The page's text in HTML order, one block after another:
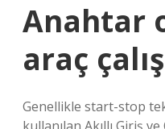
Anahtar
araç
Genellikle start-stop